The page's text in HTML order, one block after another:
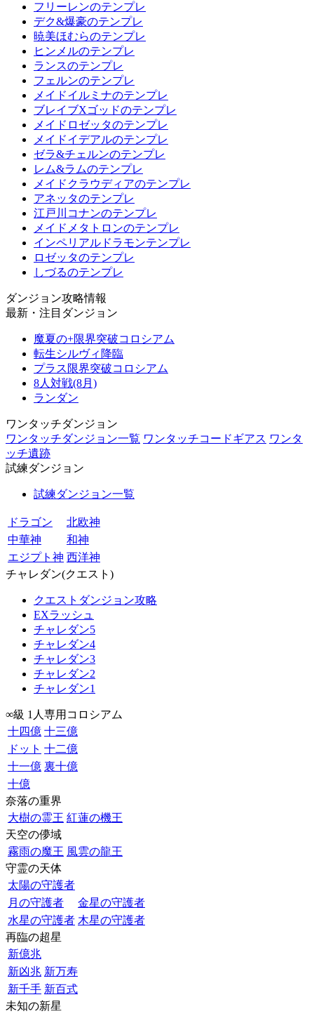
フリーレンのテンプレ
デク&爆豪のテンプレ
暁美ほむらのテンプレ
ヒンメルのテンプレ
ランスのテンプレ
フェルンのテンプレ
メイドイルミナのテンプレ
ブレイブXゴッドのテンプレ
メイドロゼッタのテンプレ
メイドイデアルのテンプレ
ゼラ&チェルンのテンプレ
レム&ラムのテンプレ
メイドクラウディアのテンプレ
アネッタのテンプレ
江戸川コナンのテンプレ
メイドメタトロンのテンプレ
インペリアルドラモンテンプレ
ロゼッタのテンプレ
しづるのテンプレ
ダンジョン攻略情報
最新・注目ダンジョン
魔夏の+限界突破コロシアム
転生シルヴィ降臨
プラス限界突破コロシアム
8人対戦(8月)
ランダン
ワンタッチダンジョン
ワンタッチダンジョン一覧 ワンタッチコードギアス ワンタ
ッチ遺跡
試練ダンジョン
試練ダンジョン一覧
ドラゴン
北欧神
中華神
和神
エジプト神 西洋神
チャレダン(クエスト)
クエストダンジョン攻略
EXラッシュ
チャレダン5
チャレダン4
チャレダン3
チャレダン2
チャレダン1
∞級 1人専用コロシアム
十四億 十三億
ドット 十二億
十一億 裏十億
十億
奈落の重界
大樹の霊王 紅蓮の機王
天空の儚域
霧雨の魔王 風雲の龍王
守霊の天体
太陽の守護者
月の守護者
金星の守護者
水星の守護者 木星の守護者
再臨の超星
新億兆
新凶兆 新万寿
新千手 新百式
未知の新星